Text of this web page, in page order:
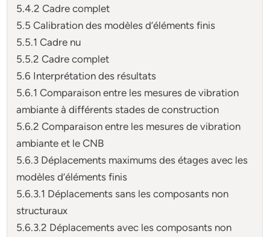
5.4.2 Cadre complet
5.5 Calibration des modèles d’éléments finis
5.5.1 Cadre nu
5.5.2 Cadre complet
5.6 Interprétation des résultats
5.6.1 Comparaison entre les mesures de vibration
ambiante à différents stades de construction
5.6.2 Comparaison entre les mesures de vibration
ambiante et le CNB
5.6.3 Déplacements maximums des étages avec les
modèles d’éléments finis
5.6.3.1 Déplacements sans les composants non
structuraux
5.6.3.2 Déplacements avec les composants non